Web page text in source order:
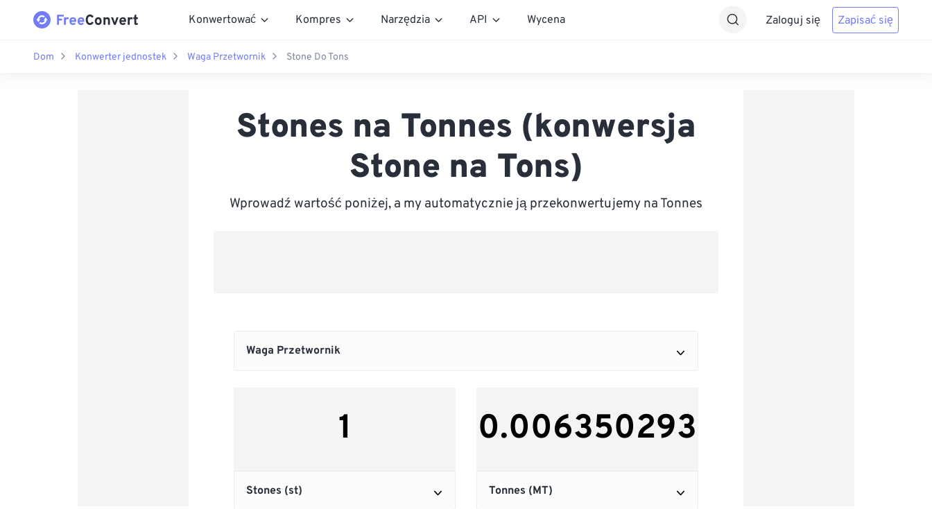
Konwertować Kompres Narzędzia API Wycena Zaloguj się Zapisać się
Dom Konwerter jednostek Waga Przetwornik Stone Do Tons
Stones na Tonnes (konwersja
Stone na Tons)
Wprowadź wartość poniżej, a my automatycznie ją przekonwertujemy na Tonnes